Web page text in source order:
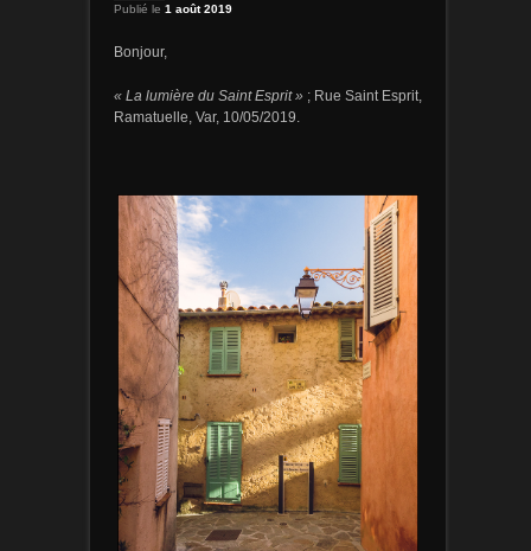
Publié le 1 août 2019
Bonjour,
« La lumière du Saint Esprit » ; Rue Saint Esprit,
Ramatuelle, Var, 10/05/2019.